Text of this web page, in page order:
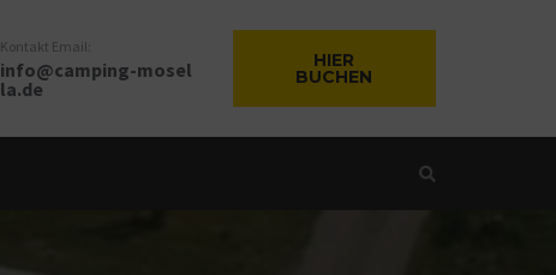
Kontakt Email:
info@camping-mosel
la.de
HIER
BUCHEN